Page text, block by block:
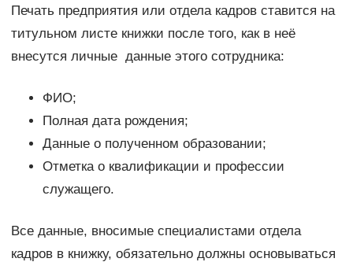
Печать предприятия или отдела кадров ставится на
титульном листе книжки после того, как в неё
внесутся личные данные этого сотрудника:
ФИО;
Полная дата рождения;
Данные о полученном образовании;
Отметка о квалификации и профессии
служащего.
Все данные, вносимые специалистами отдела
кадров в книжку, обязательно должны основываться